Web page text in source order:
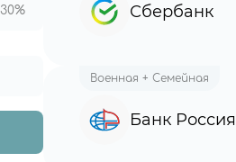
30% Сбербанк
Военная + Семейная
Банк Россия